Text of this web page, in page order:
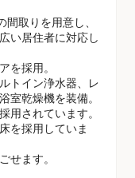
取りを用意し、
い居住者に対応し
を採用。
トイン浄水器、レ
室乾燥機を装備。
用されています。
を採用していま
せます。